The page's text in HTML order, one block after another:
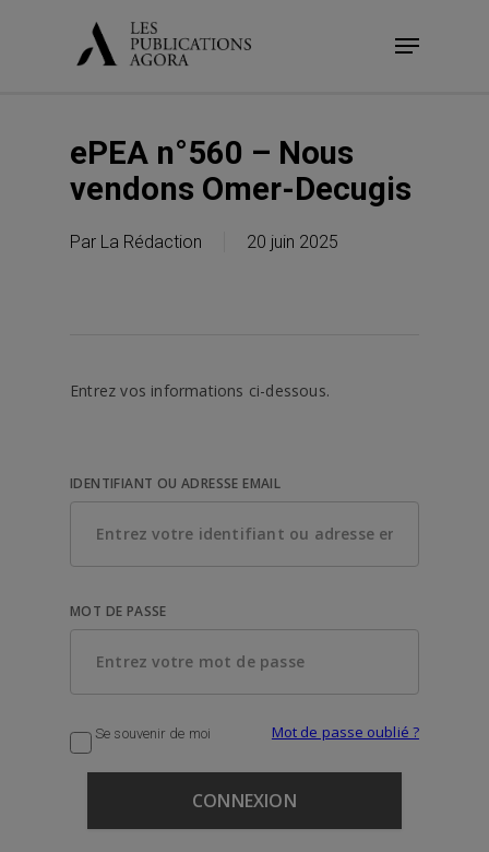
Menu
ePEA n°560 – Nous
vendons Omer-Decugis
Par La Rédaction 20 juin 2025
Entrez vos informations ci-dessous.
IDENTIFIANT OU ADRESSE EMAIL
MOT DE PASSE
Se souvenir de moi Mot de passe oublié ?